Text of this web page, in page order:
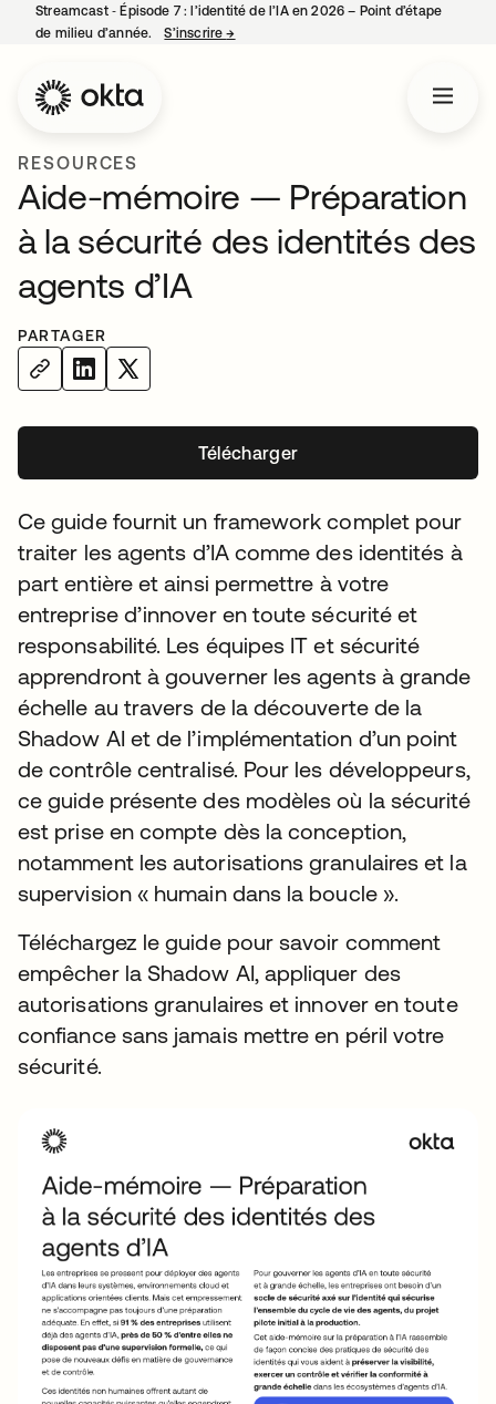
Streamcast ‑ Épisode 7 : l’identité de l’IA en 2026 – Point d’étape
de milieu d’année.
S’inscrire→
RESOURCES
Aide-mémoire — Préparation
à la sécurité des identités des
agents d’IA
PARTAGER
Téléchargers’ouvre dans un nouvel onglet
Ce guide fournit un framework complet pour
traiter les agents d’IA comme des identités à
part entière et ainsi permettre à votre
entreprise d’innover en toute sécurité et
responsabilité. Les équipes IT et sécurité
apprendront à gouverner les agents à grande
échelle au travers de la découverte de la
Shadow AI et de l’implémentation d’un point
de contrôle centralisé. Pour les développeurs,
ce guide présente des modèles où la sécurité
est prise en compte dès la conception,
notamment les autorisations granulaires et la
supervision « humain dans la boucle ».
Téléchargez le guide pour savoir comment
empêcher la Shadow AI, appliquer des
autorisations granulaires et innover en toute
confiance sans jamais mettre en péril votre
sécurité.